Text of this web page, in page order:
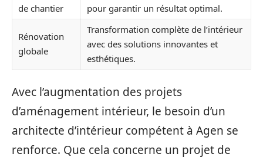
de chantier
pour garantir un résultat optimal.
Rénovation
globale
Transformation complète de l’intérieur
avec des solutions innovantes et
esthétiques.
Avec l’augmentation des projets
d’aménagement intérieur, le besoin d’un
architecte d’intérieur compétent à Agen se
renforce. Que cela concerne un projet de